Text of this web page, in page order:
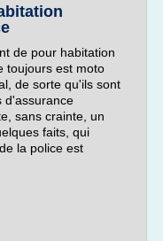
de pour habitation
toujours est moto
de sorte qu'ils sont
d'assurance
sans crainte, un
faits, qui
la police est